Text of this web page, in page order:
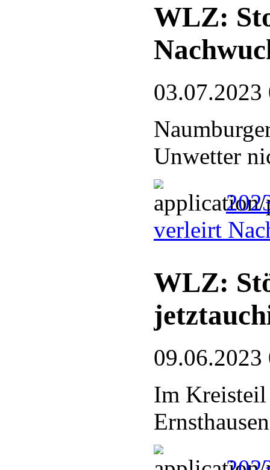
WLZ:
03.07.2023
Unwetter
verleirt
WLZ:
09.06.2023
Im Kreisteil